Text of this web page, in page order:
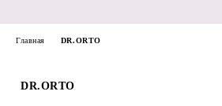
DR.ORTO
Главная DR.ORTO